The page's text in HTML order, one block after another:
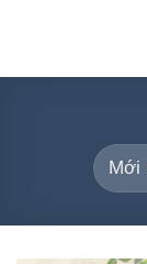
content